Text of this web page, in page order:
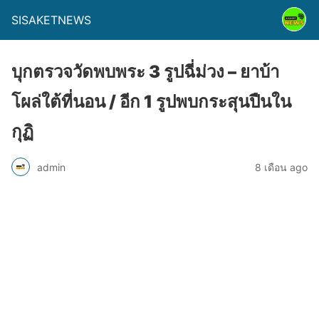
SISAKETNEWS
บุกตรวจวัดพบพระ 3 รูปฉี่ม่วง – ยาบ้า
โผล่ใต้ที่นอน / อีก 1 รูปพบกระสุนปืนใน
กุฏิ
admin 8 เดือน ago